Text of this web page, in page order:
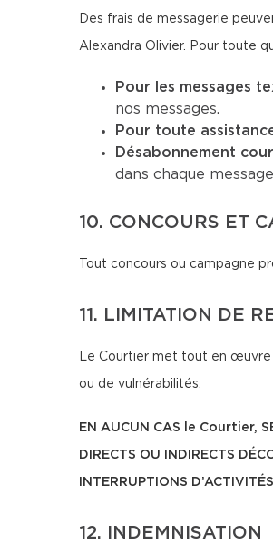
Des frais de messagerie
Alexandra Olivier. Pour toute
Pour les messages
nos messages.
Pour toute
Désabonnement
dans chaque
10. CONCOURS ET
Tout concours ou campagne
11. LIMITATION DE
Le Courtier met tout en œuvre
ou de vulnérabilités.
EN AUCUN CAS le Courtier,
DIRECTS OU INDIRECTS
INTERRUPTIONS
12. INDEMNISATION